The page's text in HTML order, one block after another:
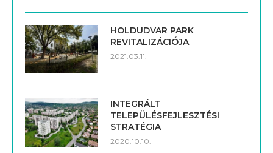
HOLDUDVAR PARK
REVITALIZÁCIÓJA
2021.03.11.
INTEGRÁLT
TELEPÜLÉSFEJLESZTÉSI
STRATÉGIA
2020.10.10.